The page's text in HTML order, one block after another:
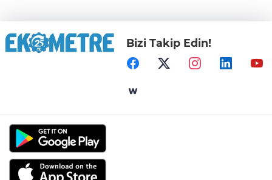
Bizi Takip Edin!